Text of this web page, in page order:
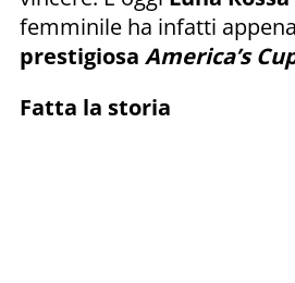
femminile ha infatti appena
prestigiosa America’s
Fatta la storia